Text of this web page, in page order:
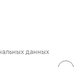
данных